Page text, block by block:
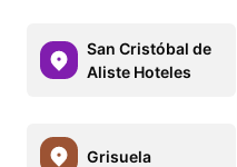
San Cristóbal de
Aliste Hoteles
Grisuela